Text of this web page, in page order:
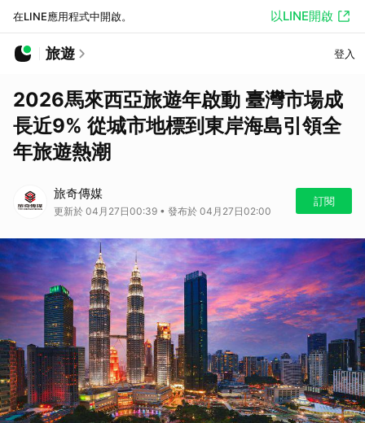
在LINE應用程式中開啟。 以LINE開啟
旅遊 登入
2026馬來西亞旅遊年啟動 臺灣市場成
長近9% 從城市地標到東岸海島引領全
年旅遊熱潮
旅奇傳媒
更新於 04月27日00:39 • 發布於 04月27日02:00
訂閱